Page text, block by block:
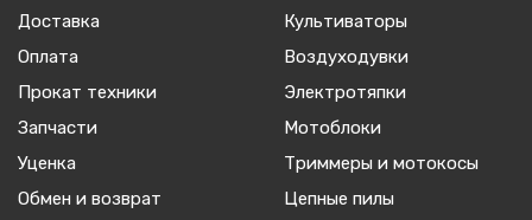
Доставка
Оплата
Прокат техники
Запчасти
Уценка
Обмен и возврат
Культиваторы
Воздуходувки
Электротяпки
Мотоблоки
Триммеры и мотокосы
Цепные пилы